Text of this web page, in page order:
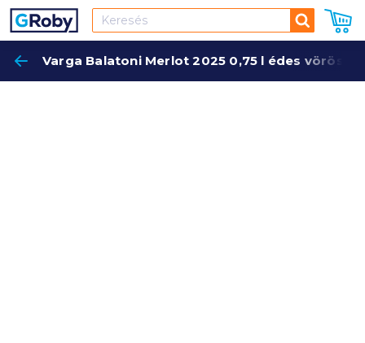
Keresés
Varga Balatoni Merlot 2025 0,75 l édes